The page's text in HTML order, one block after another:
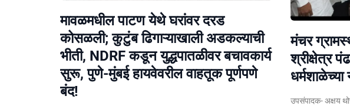
मावळमधील पाटण येथे घरांवर दरड
कोसळली; कुटुंब ढिगाऱ्याखाली अडकल्याची
भीती, NDRF कडून युद्धपातळीवर बचावकार्य
सुरू, पुणे-मुंबई हायवेवरील वाहतूक पूर्णपणे
बंद!
मंचर
श्रीक्षेत्र
उपसंपादक- अक्षय